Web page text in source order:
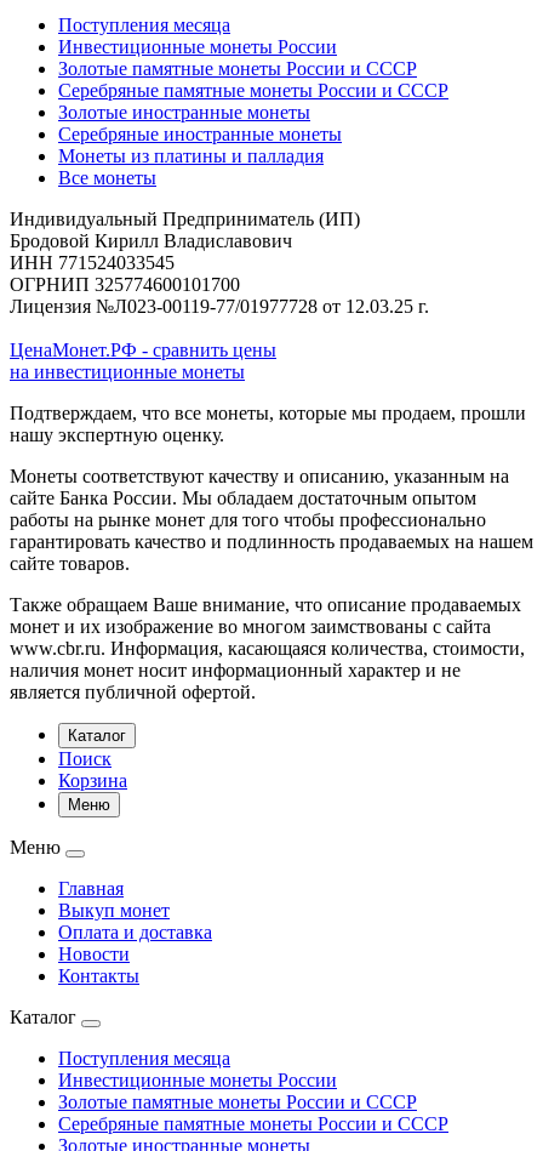
Поступления месяца
Инвестиционные монеты России
Золотые памятные монеты России и СССР
Серебряные памятные монеты России и СССР
Золотые иностранные монеты
Серебряные иностранные монеты
Монеты из платины и палладия
Все монеты
Индивидуальный Предприниматель (ИП)
Бродовой Кирилл Владиславович
ИНН 771524033545
ОГРНИП 325774600101700
Лицензия №Л023-00119-77/01977728 от 12.03.25 г.
ЦенаМонет.РФ - сравнить цены
на инвестиционные монеты
Подтверждаем, что все монеты, которые мы продаем, прошли
нашу экспертную оценку.
Монеты соответствуют качеству и описанию, указанным на
сайте Банка России. Мы обладаем достаточным опытом
работы на рынке монет для того чтобы профессионально
гарантировать качество и подлинность продаваемых на нашем
сайте товаров.
Также обращаем Ваше внимание, что описание продаваемых
монет и их изображение во многом заимствованы с сайта
www.cbr.ru. Информация, касающаяся количества, стоимости,
наличия монет носит информационный характер и не
является публичной офертой.
Каталог
Поиск
Корзина
Меню
Меню
Главная
Выкуп монет
Оплата и доставка
Новости
Контакты
Каталог
Поступления месяца
Инвестиционные монеты России
Золотые памятные монеты России и СССР
Серебряные памятные монеты России и СССР
Золотые иностранные монеты